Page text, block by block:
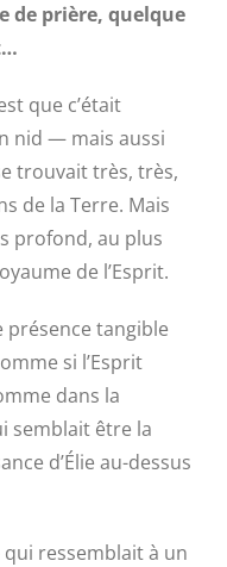
de prière, quelque
que c’était
nid — mais aussi
trouvait très, très,
de la Terre. Mais
profond, au plus
de l’Esprit.
présence tangible
si l’Esprit
dans la
semblait être la
d’Élie au-dessus
qui ressemblait à un